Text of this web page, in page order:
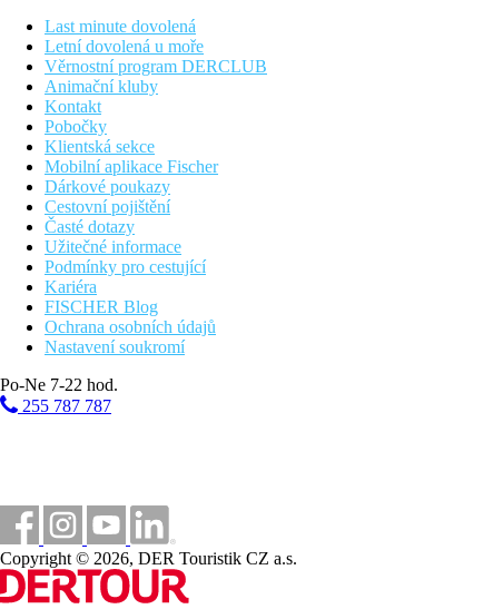
Last minute dovolená
Letní dovolená u moře
Věrnostní program DERCLUB
Animační kluby
Kontakt
Pobočky
Klientská sekce
Mobilní aplikace Fischer
Dárkové poukazy
Cestovní pojištění
Časté dotazy
Užitečné informace
Podmínky pro cestující
Kariéra
FISCHER Blog
Ochrana osobních údajů
Nastavení soukromí
Po-Ne 7-22 hod.
255 787 787
Copyright © 2026, DER Touristik CZ a.s.